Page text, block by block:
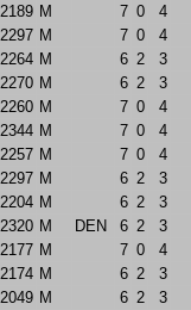
2189 M 7 0
4
2297 M 7 0
4
2264 M 6 2
3
2270 M 6 2
3
2260 M 7 0
4
2344 M 7 0
4
2257 M 7 0
4
2297 M 6 2
3
2204 M 6 2
3
2320 M DEN 6 2
3
2177 M 7 0
4
2174 M 6 2
3
2049 M 6 2
3